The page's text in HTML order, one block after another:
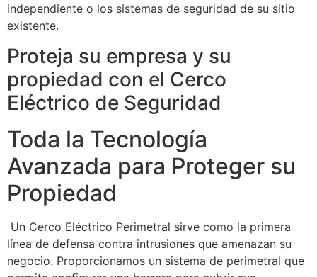
independiente o los sistemas de seguridad de su sitio
existente.
Proteja su empresa y su
propiedad con el Cerco
Eléctrico de Seguridad
Toda la Tecnología
Avanzada para Proteger su
Propiedad
Un Cerco Eléctrico Perimetral sirve como la primera
línea de defensa contra intrusiones que amenazan su
negocio. Proporcionamos un sistema de perimetral que